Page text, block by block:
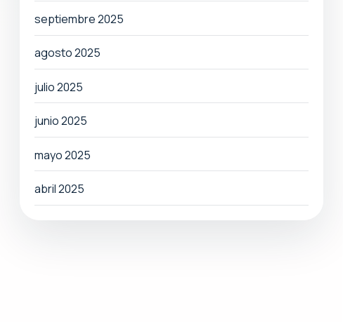
septiembre 2025
agosto 2025
julio 2025
junio 2025
mayo 2025
abril 2025